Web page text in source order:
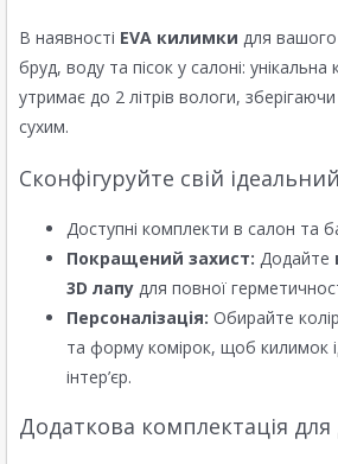
В наявності EVA килимки для
бруд, воду та пісок у салоні: унікальна
утримає до 2 літрів вологи,
сухим.
Сконфігуруйте свій
Доступні комплекти в салон та
Покращений захист: Додайте
3D лапу для повної
Персоналізація: Обирайте
та форму комірок, щоб килимок
інтер’єр.
Додаткова комплектація для